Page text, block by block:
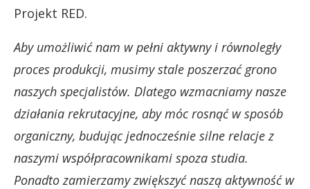
Projekt RED.
Aby umożliwić nam w pełni aktywny i równoległy
proces produkcji, musimy stale poszerzać grono
naszych specjalistów. Dlatego wzmacniamy nasze
działania rekrutacyjne, aby móc rosnąć w sposób
organiczny, budując jednocześnie silne relacje z
naszymi współpracownikami spoza studia.
Ponadto zamierzamy zwiększyć naszą aktywność w